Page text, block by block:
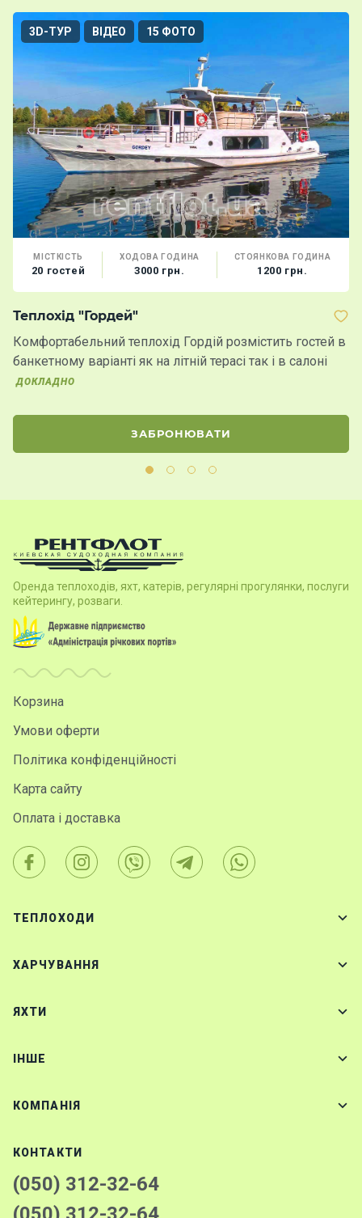
3D-ТУР ВІДЕО 15 ФОТО
МІСТКІСТЬ
20 гостей
ХОДОВА ГОДИНА
3000 грн.
СТОЯНКОВА ГОДИНА
1200 грн.
Теплохід "Гордей"
Комфортабельний теплохід Гордій розмістить гостей в
банкетному варіанті як на літній терасі так і в салоні
ДОКЛАДНО
ЗАБРОНЮВАТИ
Оренда теплоходів, яхт, катерів, регулярні прогулянки, послуги
кейтерингу, розваги.
Корзина
Умови оферти
Політика конфіденційності
Карта сайту
Оплата і доставка
ТЕПЛОХОДИ
ХАРЧУВАННЯ
ЯХТИ
IНШЕ
КОМПАНІЯ
КОНТАКТИ
(050) 312-32-64